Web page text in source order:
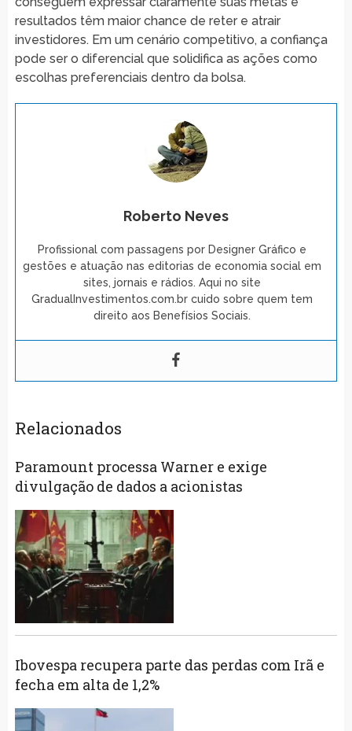
resultados têm maior chance de reter e atrair
investidores. Em um cenário competitivo, a confiança
pode ser o diferencial que solidifica as ações como
escolhas preferenciais dentro da bolsa.
Roberto Neves
Profissional com passagens por Designer Gráfico e
gestões e atuação nas editorias de economia social em
sites, jornais e rádios. Aqui no site
GradualInvestimentos.com.br cuido sobre quem tem
direito aos Benefísios Sociais.
Relacionados
Paramount processa Warner e exige
divulgação de dados a acionistas
Ibovespa recupera parte das perdas com Irã e
fecha em alta de 1,2%